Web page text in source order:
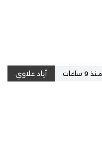
منذ 9 ساعات أياد علاوي